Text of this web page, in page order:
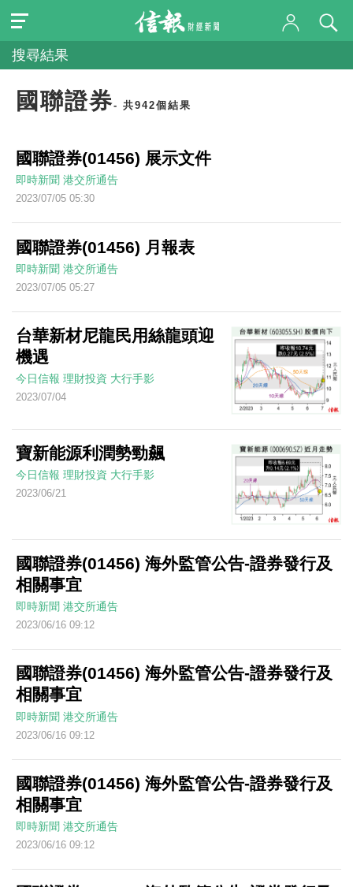
搜尋結果
國聯證券- 共942個結果
國聯證券(01456) 展示文件
即時新聞 港交所通告
2023/07/05 05:30
國聯證券(01456) 月報表
即時新聞 港交所通告
2023/07/05 05:27
台華新材尼龍民用絲龍頭迎
機遇
今日信報 理財投資 大行手影
2023/07/04
寶新能源利潤勢勁飆
今日信報 理財投資 大行手影
2023/06/21
國聯證券(01456) 海外監管公告-證券發行及
相關事宜
即時新聞 港交所通告
2023/06/16 09:12
國聯證券(01456) 海外監管公告-證券發行及
相關事宜
即時新聞 港交所通告
2023/06/16 09:12
國聯證券(01456) 海外監管公告-證券發行及
相關事宜
即時新聞 港交所通告
2023/06/16 09:12